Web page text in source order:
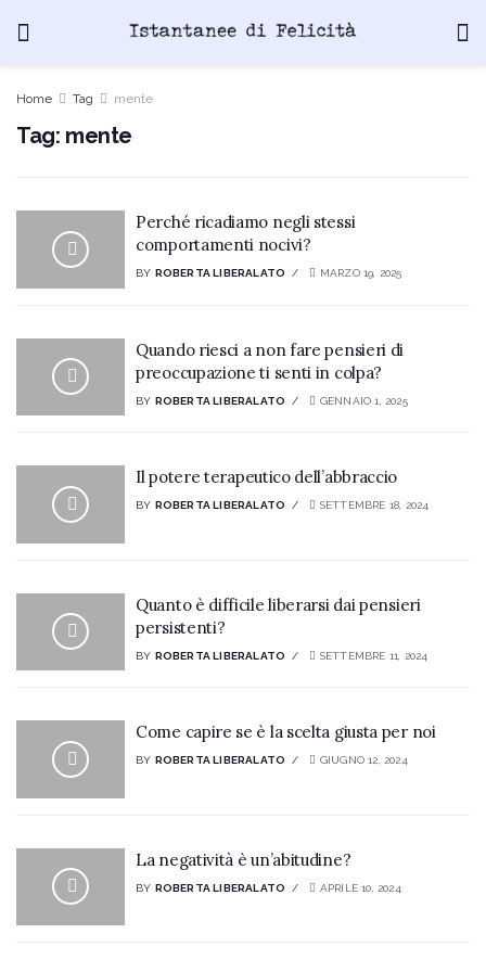
Home Tag mente
Tag: mente
Perché ricadiamo negli stessi
comportamenti nocivi?
BY ROBERTA LIBERALATO MARZO 19, 2025
Quando riesci a non fare pensieri di
preoccupazione ti senti in colpa?
BY ROBERTA LIBERALATO GENNAIO 1, 2025
Il potere terapeutico dell’abbraccio
BY ROBERTA LIBERALATO SETTEMBRE 18, 2024
Quanto è difficile liberarsi dai pensieri
persistenti?
BY ROBERTA LIBERALATO SETTEMBRE 11, 2024
Come capire se è la scelta giusta per noi
BY ROBERTA LIBERALATO GIUGNO 12, 2024
La negatività è un’abitudine?
BY ROBERTA LIBERALATO APRILE 10, 2024